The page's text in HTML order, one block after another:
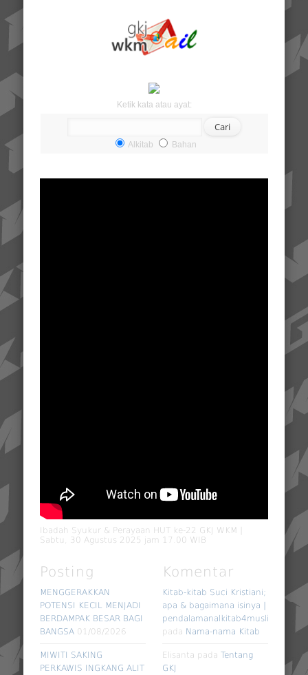
Ketik kata atau ayat:
Alkitab Bahan
Ibadah Syukur & Perayaan HUT ke-22 GKJ WKM |
Sabtu, 30 Agustus 2025 jam 17.00 WIB
Posting
MENGGERAKKAN
POTENSI KECIL MENJADI
BERDAMPAK BESAR BAGI
BANGSA 01/08/2026
MIWITI SAKING
PERKAWIS INGKANG ALIT
Komentar
Kitab-kitab Suci Kristiani;
apa & bagaimana isinya |
pendalamanalkitab4muslim
pada Nama-nama Kitab
Elisanta padaTentang
GKJ